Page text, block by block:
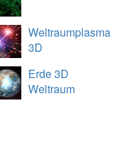
Weltraumplasma
3D
Erde 3D
Weltraum